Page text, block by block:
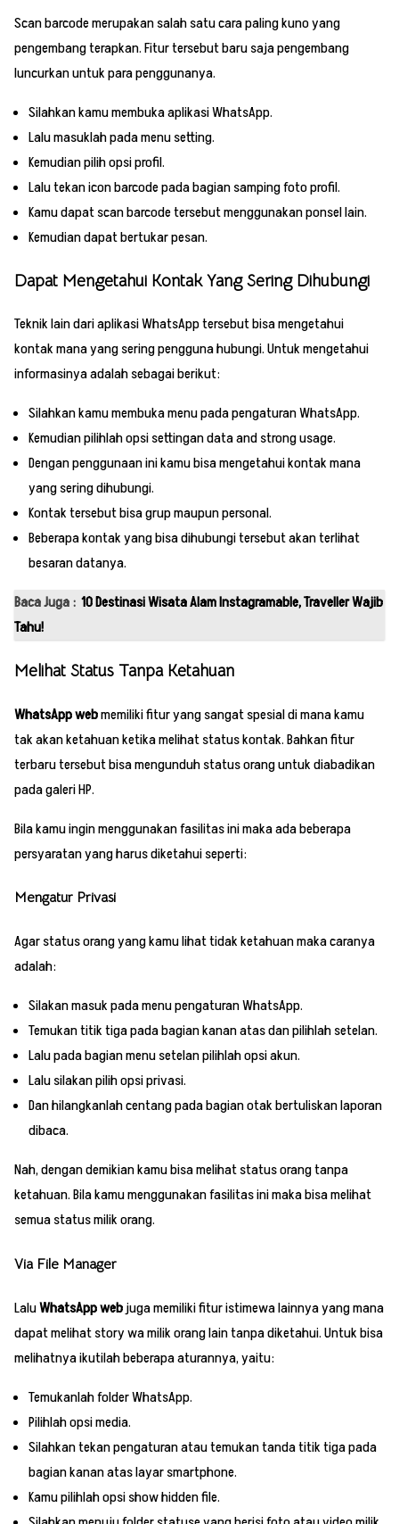
Scan barcode merupakan salah satu cara paling kuno yang
pengembang terapkan. Fitur tersebut baru saja pengembang
luncurkan untuk para penggunanya.
Silahkan kamu membuka aplikasi WhatsApp.
Lalu masuklah pada menu setting.
Kemudian pilih opsi profil.
Lalu tekan icon barcode pada bagian samping foto profil.
Kamu dapat scan barcode tersebut menggunakan ponsel lain.
Kemudian dapat bertukar pesan.
Dapat Mengetahui Kontak Yang Sering Dihubungi
Teknik lain dari aplikasi WhatsApp tersebut bisa mengetahui
kontak mana yang sering pengguna hubungi. Untuk mengetahui
informasinya adalah sebagai berikut:
Silahkan kamu membuka menu pada pengaturan WhatsApp.
Kemudian pilihlah opsi settingan data and strong usage.
Dengan penggunaan ini kamu bisa mengetahui kontak mana
yang sering dihubungi.
Kontak tersebut bisa grup maupun personal.
Beberapa kontak yang bisa dihubungi tersebut akan terlihat
besaran datanya.
Baca Juga : 10 Destinasi Wisata Alam Instagramable, Traveller Wajib
Tahu!
Melihat Status Tanpa Ketahuan
WhatsApp webmemiliki fitur yang sangat spesial di mana kamu
tak akan ketahuan ketika melihat status kontak. Bahkan fitur
terbaru tersebut bisa mengunduh status orang untuk diabadikan
pada galeri HP.
Bila kamu ingin menggunakan fasilitas ini maka ada beberapa
persyaratan yang harus diketahui seperti:
Mengatur Privasi
Agar status orang yang kamu lihat tidak ketahuan maka caranya
adalah:
Silakan masuk pada menu pengaturan WhatsApp.
Temukan titik tiga pada bagian kanan atas dan pilihlah setelan.
Lalu pada bagian menu setelan pilihlah opsi akun.
Lalu silakan pilih opsi privasi.
Dan hilangkanlah centang pada bagian otak bertuliskan laporan
dibaca.
Nah, dengan demikian kamu bisa melihat status orang tanpa
ketahuan. Bila kamu menggunakan fasilitas ini maka bisa melihat
semua status milik orang.
Via File Manager
LaluWhatsApp webjuga memiliki fitur istimewa lainnya yang mana
dapat melihat story wa milik orang lain tanpa diketahui. Untuk bisa
melihatnya ikutilah beberapa aturannya, yaitu:
Temukanlah folder WhatsApp.
Pilihlah opsi media.
Silahkan tekan pengaturan atau temukan tanda titik tiga pada
bagian kanan atas layar smartphone.
Kamu pilihlah opsi show hidden file.